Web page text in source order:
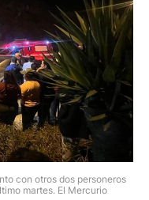
con otros dos personeros
martes. El Mercurio